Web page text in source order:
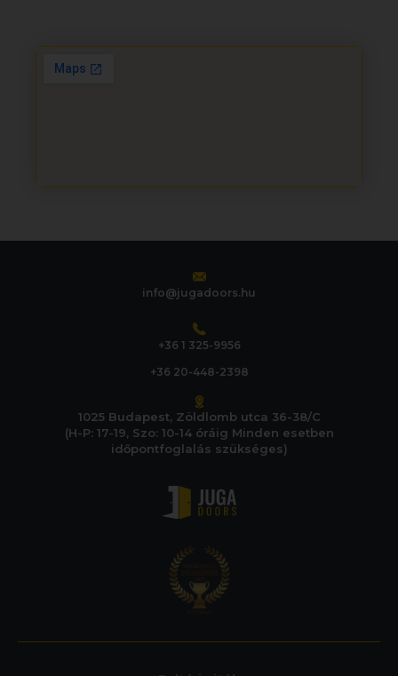
info@jugadoors.hu
+36 1 325-9956
+36 20-448-2398
1025 Budapest, Zöldlomb utca 36-38/C
(H-P: 17-19, Szo: 10-14 óráig Minden esetben
időpontfoglalás szükséges)